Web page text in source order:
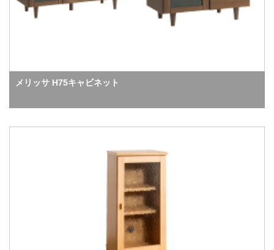
メリッサ H75キャビネット